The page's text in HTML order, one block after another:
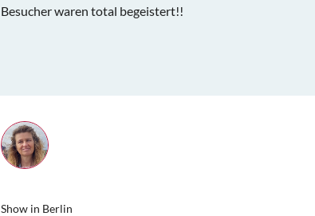
Besucher waren total begeistert!!
Show in Berlin